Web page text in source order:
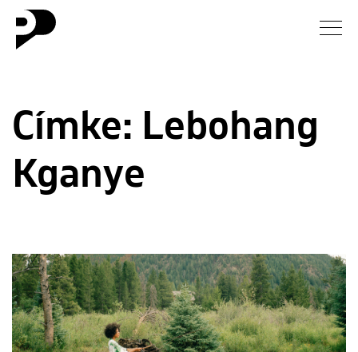
Galéria
Rólunk
Címke: Lebohang
Kganye